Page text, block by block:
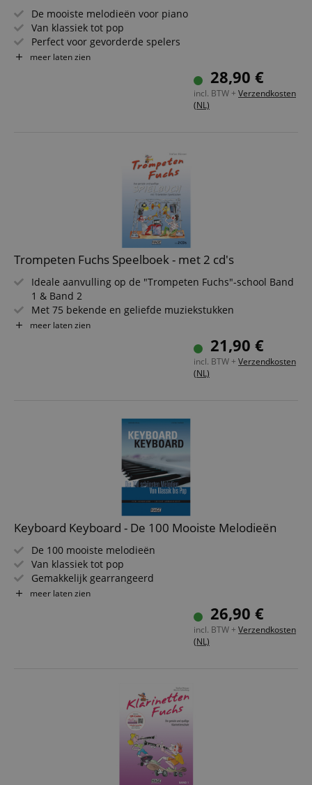
De mooiste melodieën voor piano
Van klassiek tot pop
Perfect voor gevorderde spelers
Moeilijkheidsgraad: gemiddeld moeilijk
meer laten zien
28,90 €
incl. BTW + Verzendkosten
(NL)
Trompeten Fuchs Speelboek - met 2 cd's
Ideale aanvulling op de "Trompeten Fuchs"-school Band
1 & Band 2
Met 75 bekende en geliefde muziekstukken
Voor trompetleerlingen om te spelen en te oefenen
Stukken in duet- of trio-vorm maken samen spelen
Inclusief 2 cd's met de muziekstukken als
meer laten zien
21,90 €
incl. BTW + Verzendkosten
(NL)
Keyboard Keyboard - De 100 Mooiste Melodieën
De 100 mooiste melodieën
Van klassiek tot pop
Gemakkelijk gearrangeerd
Met noten, teksten, akkoorden, vingerzettingen,
speeltips, ritme-aanduidingen, geluidssuggesties,
tempo-aanwijzingen en akkoorddiagram
meer laten zien
26,90 €
incl. BTW + Verzendkosten
(NL)